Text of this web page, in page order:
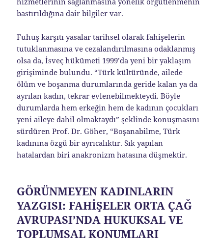
bastırıldığına dair bilgiler var.
Fuhuş karşıtı yasalar tarihsel olarak fahişelerin
tutuklanmasına ve cezalandırılmasına odaklanmış
olsa da, İsveç hükümeti 1999’da yeni bir yaklaşım
girişiminde bulundu. “Türk kültüründe, ailede
ölüm ve boşanma durumlarında geride kalan ya da
ayrılan kadın, tekrar evlenebilmekteydi. Böyle
durumlarda hem erkeğin hem de kadının çocukları
yeni aileye dahil olmaktaydı” şeklinde konuşmasını
sürdüren Prof. Dr. Göher, “Boşanabilme, Türk
kadınına özgü bir ayrıcalıktır. Sık yapılan
hatalardan biri anakronizm hatasına düşmektir.
GÖRÜNMEYEN KADINLARIN
YAZGISI: FAHİŞELER ORTA ÇAĞ
AVRUPASI’NDA HUKUKSAL VE
TOPLUMSAL KONUMLARI